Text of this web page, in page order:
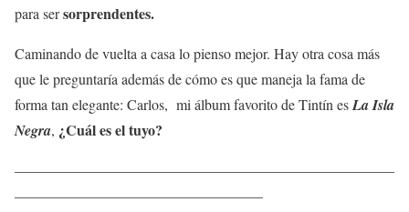
para sersorprendentes.
Caminando de vuelta a casa lo pienso mejor. Hay otra cosa más
que le preguntaría además de cómo es que maneja la fama de
forma tan elegante: Carlos, mi álbum favorito de Tintín esLa Isla
Negra, ¿Cuál es el tuyo?
——————————————————————————
—————————————————